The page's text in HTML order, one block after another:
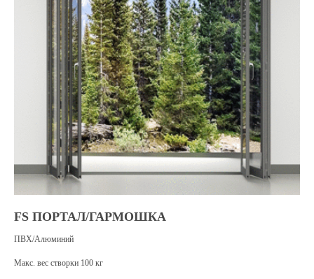
FS ПОРТАЛ/ГАРМОШКА
ПВХ/Алюминий
Макс. вес створки 100 кг
Подберём
портальные двери